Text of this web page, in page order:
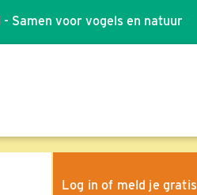
- Samen voor vogels en natuur
Log in of meld je gratis